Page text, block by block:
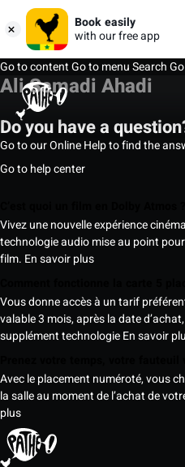
Book easily
with our free app
Go to contentGo to menuSearch
Ali Samadi Ahadi
Do you have a
Go to our Online Help to find the
Go to help center
Vivez une nouvelle expérience
technologie audio mise au point
film. En savoir plus
Vous donne accès à un tarif
valable 3 mois, après la date
supplément technologieEn savoir
Avec le placement numéroté, vous
la salle au moment de l’achat de
plus